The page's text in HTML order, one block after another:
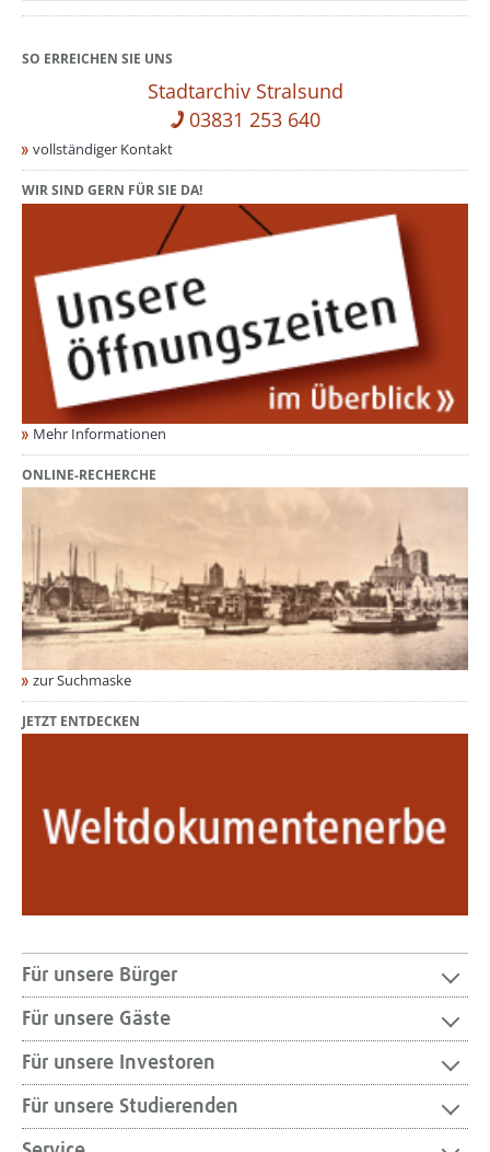
SO ERREICHEN SIE UNS
Stadtarchiv Stralsund
03831 253 640
vollständiger Kontakt
WIR SIND GERN FÜR SIE DA!
Mehr Informationen
ONLINE-RECHERCHE
zur Suchmaske
JETZT ENTDECKEN
Für unsere Bürger
Für unsere Gäste
Für unsere Investoren
Für unsere Studierenden